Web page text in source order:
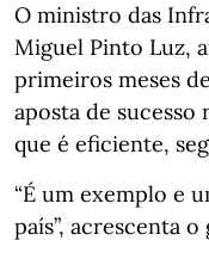
O ministro das
Miguel Pinto Luz,
primeiros meses
aposta de sucesso
que é eficiente,
“É um exemplo e
país”, acrescenta